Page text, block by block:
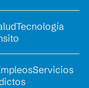
Tecnología
Servicios